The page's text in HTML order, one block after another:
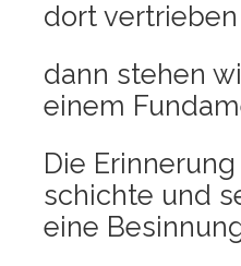
dort
dann ste­hen
einem
Die
schich­te und
eine